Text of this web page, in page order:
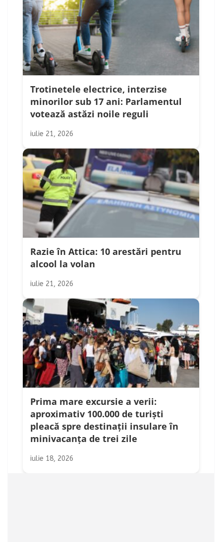
Trotinetele electrice, interzise
minorilor sub 17 ani: Parlamentul
votează astăzi noile reguli
iulie 21, 2026
Razie în Attica: 10 arestări pentru
alcool la volan
iulie 21, 2026
Prima mare excursie a verii:
aproximativ 100.000 de turiști
pleacă spre destinații insulare în
minivacanța de trei zile
iulie 18, 2026